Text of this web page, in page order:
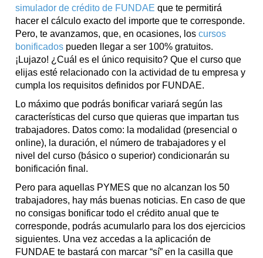
simulador de crédito de FUNDAE que te permitirá
hacer el cálculo exacto del importe que te corresponde.
Pero, te avanzamos, que, en ocasiones, loscursos
bonificados pueden llegar a ser 100% gratuitos.
¡Lujazo! ¿Cuál es el único requisito? Que el curso que
elijas esté relacionado con la actividad de tu empresa y
cumpla los requisitos definidos por FUNDAE.
Lo máximo que podrás bonificar variará según las
características del curso que quieras que impartan tus
trabajadores. Datos como: la modalidad (presencial o
online), la duración, el número de trabajadores y el
nivel del curso (básico o superior) condicionarán su
bonificación final.
Pero para aquellas PYMES que no alcanzan los 50
trabajadores, hay más buenas noticias. En caso de que
no consigas bonificar todo el crédito anual que te
corresponde, podrás acumularlo para los dos ejercicios
siguientes. Una vez accedas a la aplicación de
FUNDAE te bastará con marcar “sí” en la casilla que